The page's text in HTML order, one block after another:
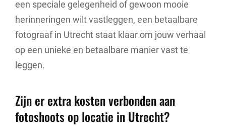
een speciale gelegenheid of gewoon mooie
herinneringen wilt vastleggen, een betaalbare
fotograaf in Utrecht staat klaar om jouw verhaal
op een unieke en betaalbare manier vast te
leggen.
Zijn er extra kosten verbonden aan
fotoshoots op locatie in Utrecht?